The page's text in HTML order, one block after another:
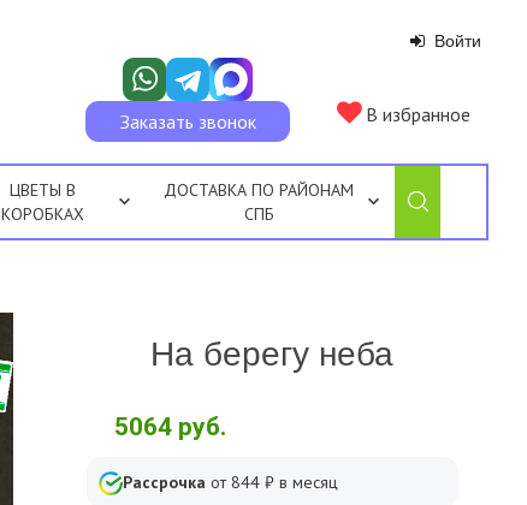
Войти
Заказать звонок В избранное
ЦВЕТЫ В
КОРОБКАХ
ДОСТАВКА ПО РАЙОНАМ
СПБ
На берегу неба
5064 руб.
Рассрочка от844₽ в месяц